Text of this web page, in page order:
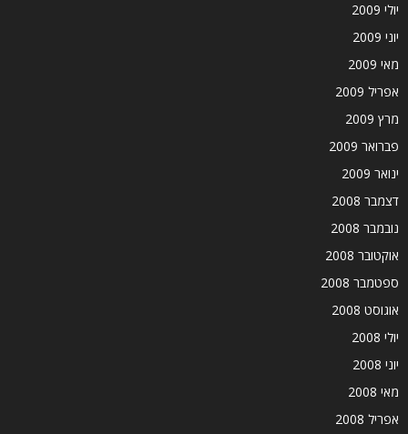
יולי 2009
יוני 2009
מאי 2009
אפריל 2009
מרץ 2009
פברואר 2009
ינואר 2009
דצמבר 2008
נובמבר 2008
אוקטובר 2008
ספטמבר 2008
אוגוסט 2008
יולי 2008
יוני 2008
מאי 2008
אפריל 2008